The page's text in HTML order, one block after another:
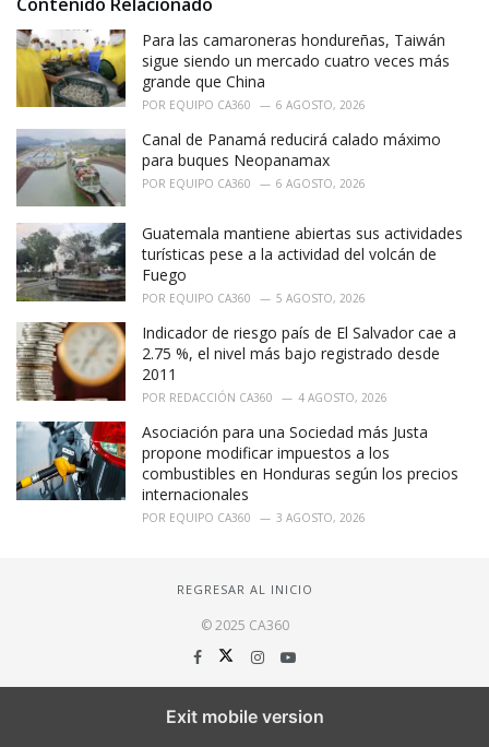
s
Para las camaroneras hondureñas, Taiwán
sigue siendo un mercado cuatro veces más
grande que China
POR EQUIPO CA360 6 AGOSTO, 2026
Canal de Panamá reducirá calado máximo
para buques Neopanamax
POR EQUIPO CA360 6 AGOSTO, 2026
Guatemala mantiene abiertas sus actividades
turísticas pese a la actividad del volcán de
Fuego
POR EQUIPO CA360 5 AGOSTO, 2026
Indicador de riesgo país de El Salvador cae a
2.75 %, el nivel más bajo registrado desde
2011
POR REDACCIÓN CA360 4 AGOSTO, 2026
Asociación para una Sociedad más Justa
propone modificar impuestos a los
combustibles en Honduras según los precios
internacionales
POR EQUIPO CA360 3 AGOSTO, 2026
REGRESAR AL INICIO
© 2025 CA360
Exit mobile version